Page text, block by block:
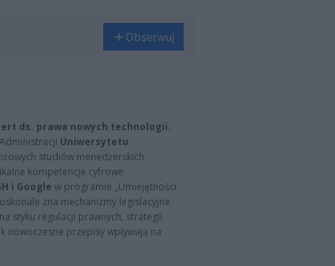
Obserwuj
ds. prawa nowych technologii.
Uniwersytetu
studiów menedżerskich
kompetencje cyfrowe
i Google w programie „Umiejętności
zna mechanizmy legislacyjne.
styku regulacji prawnych, strategii
nowoczesne przepisy wpływają na